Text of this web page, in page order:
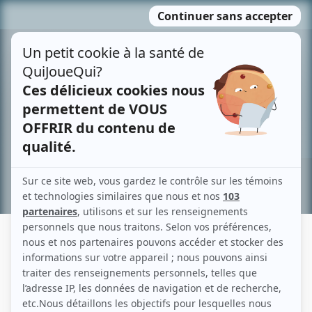
MENU
contenu
Recherche avancée »
HARVEY FARIAS HERMOSILLA
Liens
Fiche de Harvey Farias Hermosilla sur Showbizz.net